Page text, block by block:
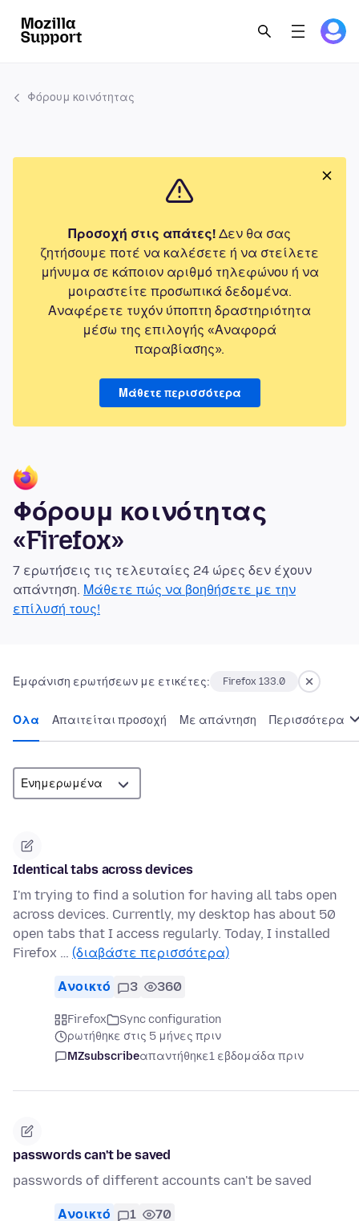
Φόρουμ κοινότητας
Προσοχή στις απάτες! Δεν θα σας
ζητήσουμε ποτέ να καλέσετε ή να στείλετε
μήνυμα σε κάποιον αριθμό τηλεφώνου ή να
μοιραστείτε προσωπικά δεδομένα.
Αναφέρετε τυχόν ύποπτη δραστηριότητα
μέσω της επιλογής «Αναφορά
παραβίασης».
Μάθετε περισσότερα
Φόρουμ κοινότητας
«Firefox»
7 ερωτήσεις τις τελευταίες 24 ώρες δεν έχουν
απάντηση. Μάθετε πώς να βοηθήσετε με την
επίλυσή τους!
Εμφάνιση ερωτήσεων με ετικέτες: Firefox 133.0
Όλα Απαιτείται προσοχή Με απάντηση Περισσότερα
Identical tabs across devices
I'm trying to find a solution for having all tabs open
across devices. Currently, my desktop has about 50
open tabs that I access regularly. Today, I installed
Firefox … (διαβάστε περισσότερα)
Ανοικτό 3 360
Firefox
Sync configuration
ρωτήθηκε στις 5 μήνες πριν
MZsubscribeαπαντήθηκε1 εβδομάδα πριν
passwords can't be saved
passwords of different accounts can't be saved
Ανοικτό 1 70